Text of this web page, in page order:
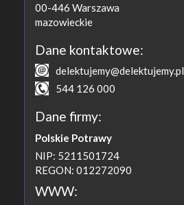
00-446 Warszawa
mazowieckie
Dane kontaktowe:
delektujemy@delektujemy.pl
544 126 000
Dane firmy:
Polskie Potrawy
NIP: 5211501724
REGON: 012272090
WWW: